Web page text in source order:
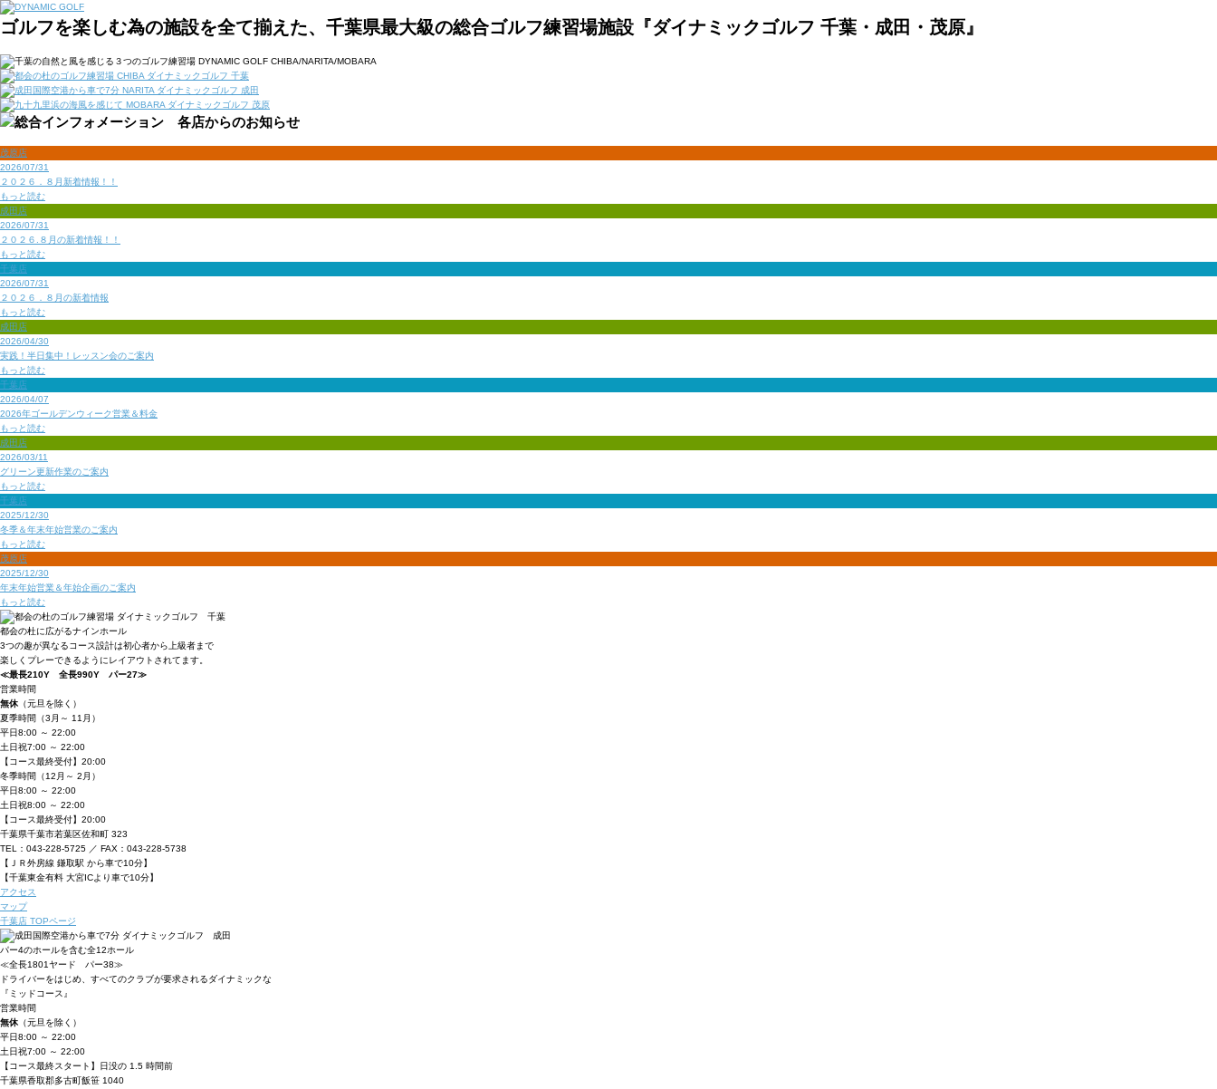
ゴルフを楽しむ為の施設を全て揃えた、千葉県最大級の総合ゴルフ練習場施設『ダイナミックゴルフ 千葉・成田・茂原』
茂原店
2026/07/31
２０２６．８月新着情報！！
もっと読む
成田店
2026/07/31
２０２６.８月の新着情報！！
もっと読む
千葉店
2026/07/31
２０２６．８月の新着情報
もっと読む
成田店
2026/04/30
実践！半日集中！レッスン会のご案内
もっと読む
千葉店
2026/04/07
2026年ゴールデンウィーク営業＆料金
もっと読む
成田店
2026/03/11
グリーン更新作業のご案内
もっと読む
千葉店
2025/12/30
冬季＆年末年始営業のご案内
もっと読む
茂原店
2025/12/30
年末年始営業＆年始企画のご案内
もっと読む
都会の杜に広がるナインホール
3つの趣が異なるコース設計は初心者から 上級者まで
楽しくプレーできるようにレイアウトされてます。
≪最長210Y 全長990Y パー27≫
営業時間
無休 （元旦を除く）
夏季時間 （3月～ 11月）
平日8:00 ～ 22:00
土日祝7:00 ～ 22:00
【コース最終受付】20:00
冬季時間 （12月～ 2月）
平日8:00 ～ 22:00
土日祝8:00 ～ 22:00
【コース最終受付】20:00
千葉県千葉市若葉区佐和町 323
TEL：043-228-5725 ／ FAX：043-228-5738
【ＪＲ外房線 鎌取駅 から車で10分】
【千葉東金有料 大宮ICより車で10分】
アクセス
マップ
千葉店 TOPページ
パー4のホールを含む全12ホール
≪全長1801ヤード パー38≫
ドライバーをはじめ、すべてのクラブが要求されるダイナミックな
『ミッドコース』
営業時間
無休 （元旦を除く）
平日8:00 ～ 22:00
土日祝7:00 ～ 22:00
【コース最終スタート】日没の 1.5 時間前
千葉県香取郡多古町飯笹 1040